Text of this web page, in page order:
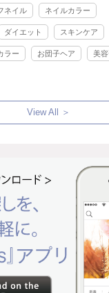
ネイル ネイルカラー
ダイエット スキンケア
ラー お団子ヘア 美
View All ＞